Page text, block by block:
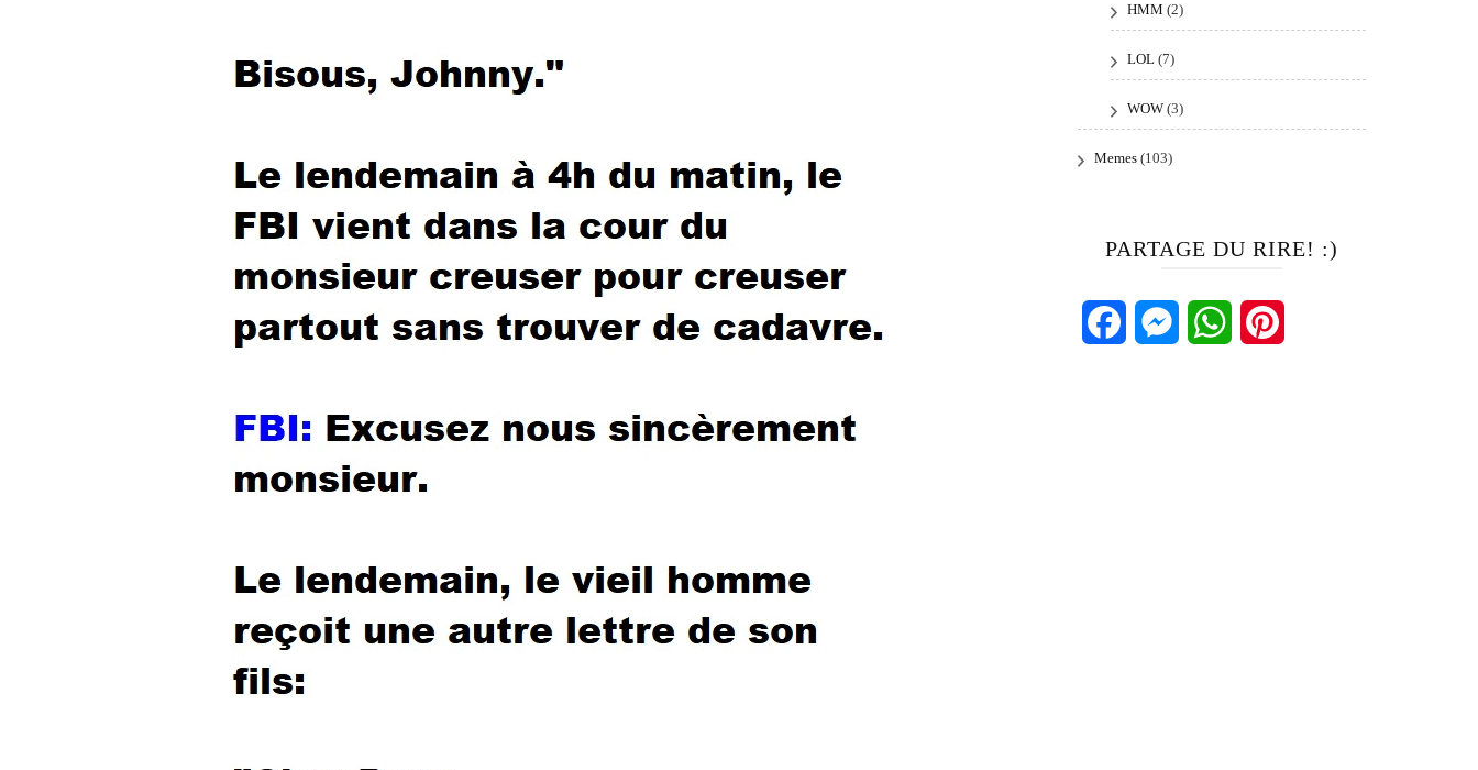
HMM (2)
LOL(7)
WOW(3)
Memes(103)
PARTAGE DU RIRE! :)
FacebookMessengerWhatsApp